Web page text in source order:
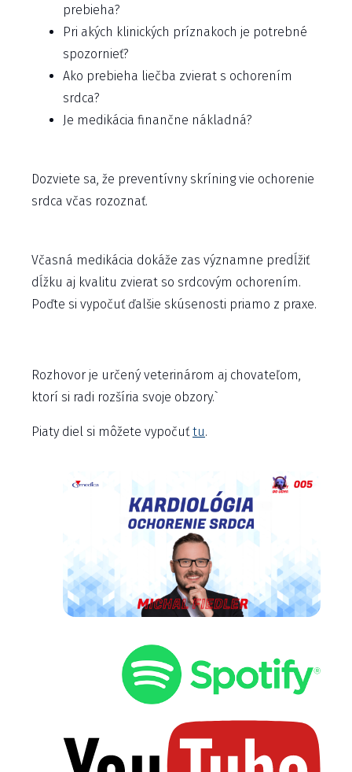
prebieha?
Pri akých klinických príznakoch je potrebné
spozornieť?
Ako prebieha liečba zvierat s ochorením
srdca?
Je medikácia finančne nákladná?
Dozviete sa, že preventívny skríning vie ochorenie
srdca včas rozoznať.
Včasná medikácia dokáže zas významne predĺžiť
dĺžku aj kvalitu zvierat so srdcovým ochorením.
Poďte si vypočuť ďalšie skúsenosti priamo z praxe.
Rozhovor je určený veterinárom aj chovateľom,
ktorí si radi rozšíria svoje obzory.`
Piaty diel si môžete vypočuťtu.